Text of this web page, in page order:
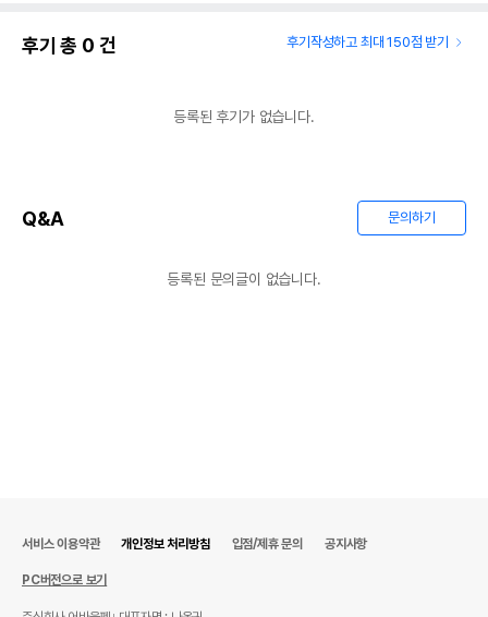
후기 총 0 건 후기작성하고 최대 150점 받기
등록된 후기가 없습니다.
Q&A 문의하기
등록된 문의글이 없습니다.
서비스 이용약관 개인정보 처리방침 입점/제휴 문의 공지사항
PC버전으로 보기